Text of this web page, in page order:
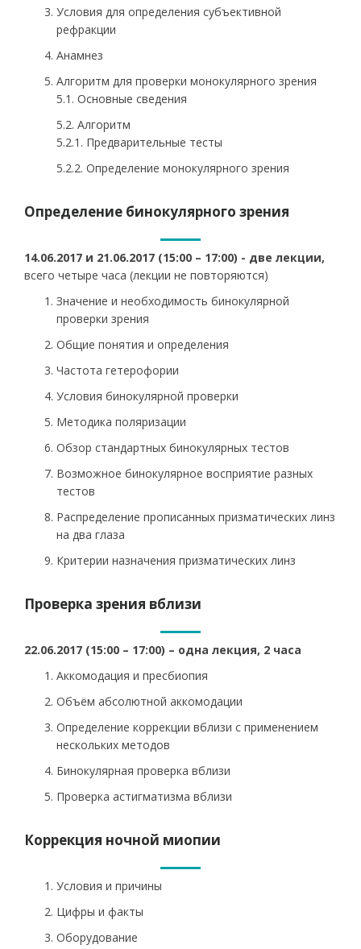
Условия для определения субъективной
рефракции
Aнамнез
Aлгоритм для проверки монокулярного зрения
5.1. Основные сведения
5.2. Aлгоритм
5.2.1. Предварительные тесты
5.2.2. Oпределение монокулярного зрения
Oпределение бинокулярного зрения
14.06.2017 и 21.06.2017 (15:00 – 17:00) - две лекции,
всего четыре часа (лекции не повторяются)
Значение и необходимость бинокулярной
проверки зрения
Общие понятия и определения
Частота гетерофории
Условия бинокулярной проверки
Методика поляризации
Обзор стандартных бинокулярных тестов
Возможное бинокулярное восприятие разных
тестов
Pаспредeление прописанных призматических линз
на два глаза
Критерии назначения призматических линз
Проверка зрения вблизи
22.06.2017 (15:00 – 17:00) – одна лекция, 2 часа
Аккомодация и пресбиопия
Объём абсолютной аккомодации
Определение коррекции вблизи с применением
нескольких методов
Бинокулярная проверка вблизи
Проверка астигматизма вблизи
Коррекция ночной миопии
Условия и причины
Цифры и факты
Оборудование